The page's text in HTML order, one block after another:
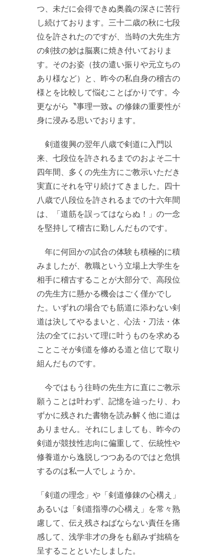
つ、未だに会得できぬ奥義の深さに苦行
し続けております。三十二歳の秋に七段
位を許されたのですが、当時の大先生方
の剣技の妙は脳裏に焼き付いておりま
す。そのお姿（技の遣い振りや元立ちの
あり様など）と、昨今の私自身の稽古の
様とを比較して悩むことばかりです。今
更ながら〝事理一致〟の修錬の重要性が
身に浸みる思いでおります。
剣道復興の翌年八歳で剣道に入門以
来、七段位を許されるまでのおよそ二十
四年間、多くの先生方にご教示いただき
実直にそれを守り続けてきました。四十
八歳で八段位を許されるまでの十六年間
は、「道筋を誤ってはならぬ！」の一念
を堅持して稽古に勤しんだものです。
年に何回かの試合の体験も積極的に積
みましたが、教職という立場上大学生を
相手に稽古することが大部分で、高段位
の先生方に懸かる機会はごく僅かでし
た。いずれの場合でも筋道に添わない剣
道は決してやるまいと、心法・刀法・体
法の全てにおいて理に叶うものを求める
ことこそが剣道を修める道と信じて取り
組んだものです。
今ではもう往時の先生方に直にご教示
願うことは叶わず、記憶を辿ったり、わ
ずかに残された書物を読み解く他に道は
ありません。それにしましても、昨今の
剣道が競技性志向に偏重して、伝統性や
修養道から逸脱しつつあるのではと危惧
するのは私一人でしょうか。
「剣道の理念」や「剣道修錬の心構え」
あるいは「剣道指導の心構え」を常々熟
慮して、伝え残さねばならない責任を痛
感して、浅学非才の身をも顧みず拙稿を
呈することといたしました。